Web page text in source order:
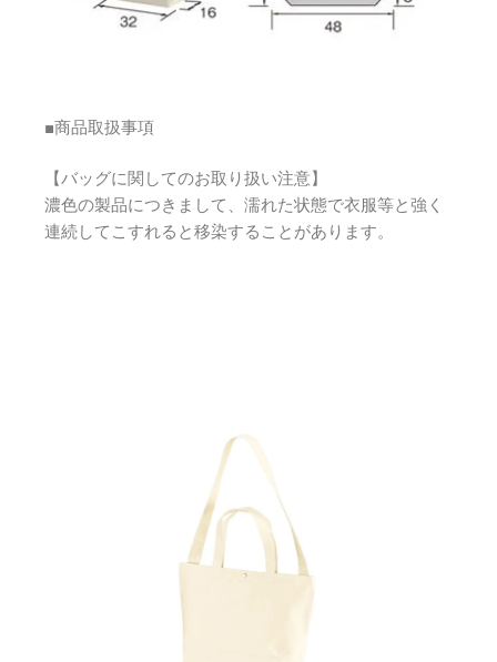
■商品取扱事項
【バッグに関してのお取り扱い注意】
濃色の製品につきまして、濡れた状態で衣服等と強く
連続してこすれると移染することがあります。